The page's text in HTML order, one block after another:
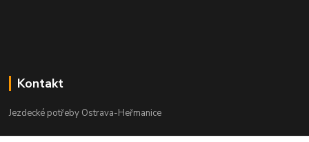
Kontakt
Jezdecké potřeby Ostrava-Heřmanice